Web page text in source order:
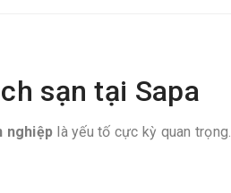
sạn tại Sapa
nghiệp là yếu tố cực kỳ quan trọng.